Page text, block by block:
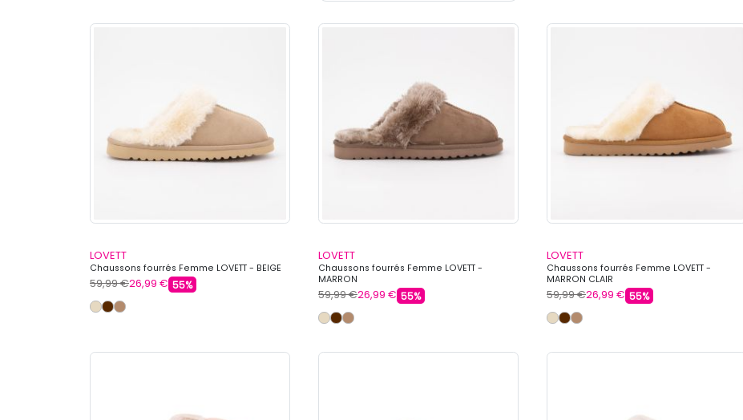
LOVETT
Chaussons fourrés Femme LOVETT - BEIGE
59,99 €26,99 € 55%
LOVETT
Chaussons fourrés Femme LOVETT -
MARRON
59,99 €26,99 € 55%
LOVETT
Chaussons fourrés Femme LOVETT -
MARRON CLAIR
59,99 €26,99 € 55%